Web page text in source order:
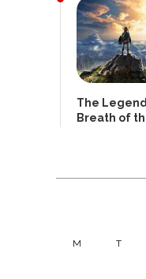
The
Breath of
M T